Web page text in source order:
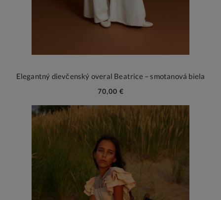
Elegantný dievčenský overal Beatrice – smotanová biela
70,00 €